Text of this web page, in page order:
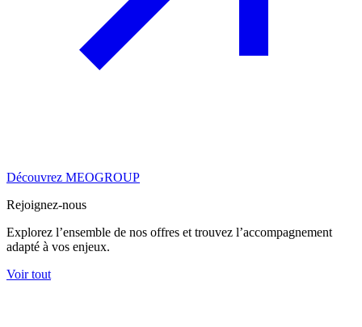
Découvrez MEOGROUP
Rejoignez-nous
Explorez l’ensemble de nos offres et trouvez l’accompagnement
adapté à vos enjeux.
Voir tout